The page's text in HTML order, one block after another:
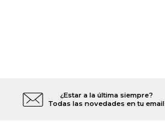
¿Estar a la última siempre?
Todas las novedades en tu email